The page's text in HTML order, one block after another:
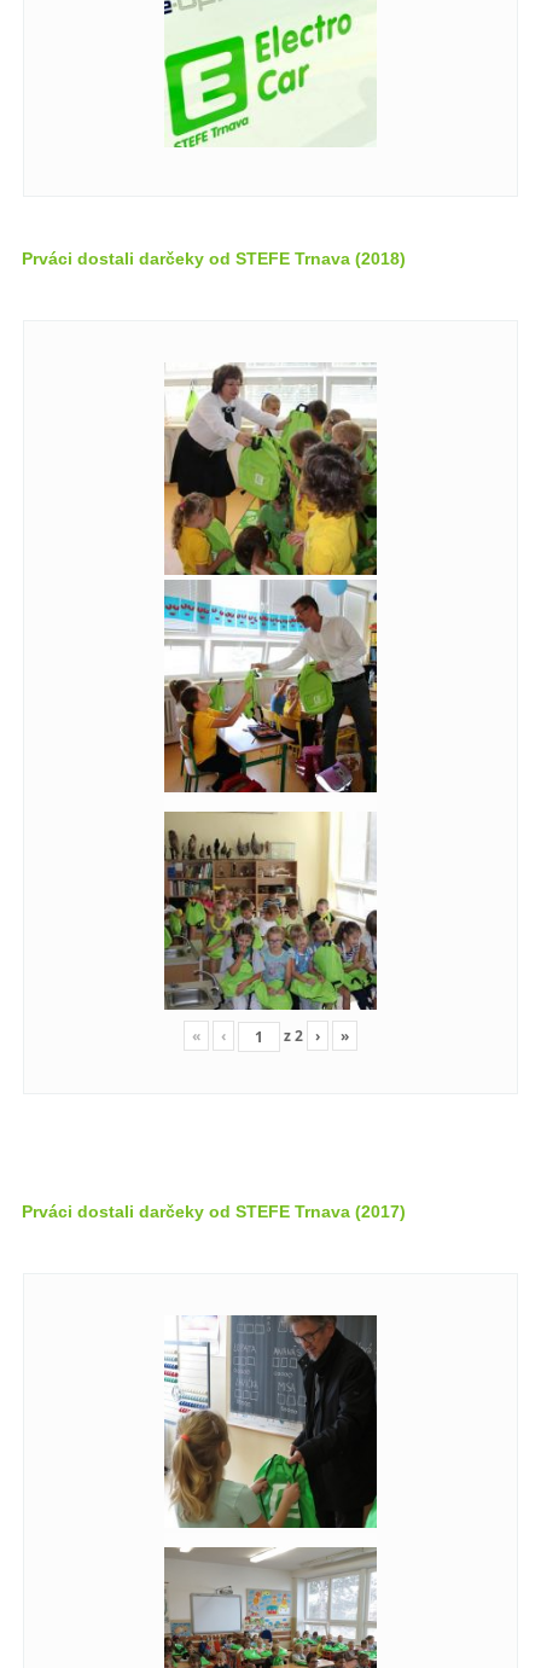
Prváci dostali darčeky od STEFE Trnava (2018)
« ‹ z2 › »
Prváci dostali darčeky od STEFE Trnava (2017)